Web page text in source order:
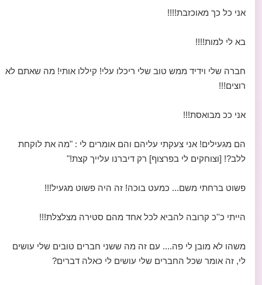
אני כל כך מאוכזבת!!!!
בא לי למות!!!!
חברה שלי וידיד ממש טוב שלי ריכלו עלי! קיללו אותי! מה שאתם לא
רוצים!!!
אני ככ מבואסת!!!
הם מגעילים! אני צעקתי עליהם והם אומרים לי : "מה את לוקחת
ללב?! [וצוחקים לי בפרצוף] רק דיברנו עלייך קצת!"
פשוט ברחתי משם... כמעט בוכה! זה היה פשוט מגעיל!!!
הייתי כ''כ קרובה להביא לכל אחד מהם סטירה מצלצלת!!!
משהו לא מובן לי פה.... עם זה מה ששני חברים טובים שלי עושים
לי, זה אומר שכל החברים שלי עושים לי כאלה דברים?